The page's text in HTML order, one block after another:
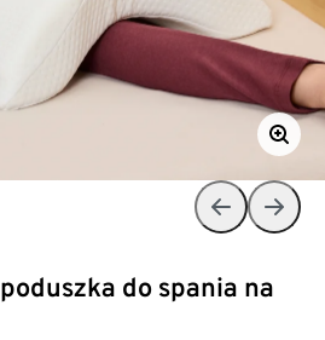
do spania na